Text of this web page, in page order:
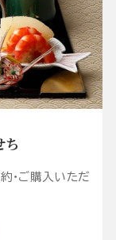
ち
・ご購入いただ